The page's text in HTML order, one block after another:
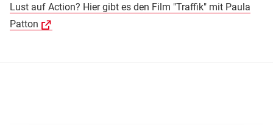
Lust auf Action? Hier gibt es den Film "Traffik" mit Paula
Patton